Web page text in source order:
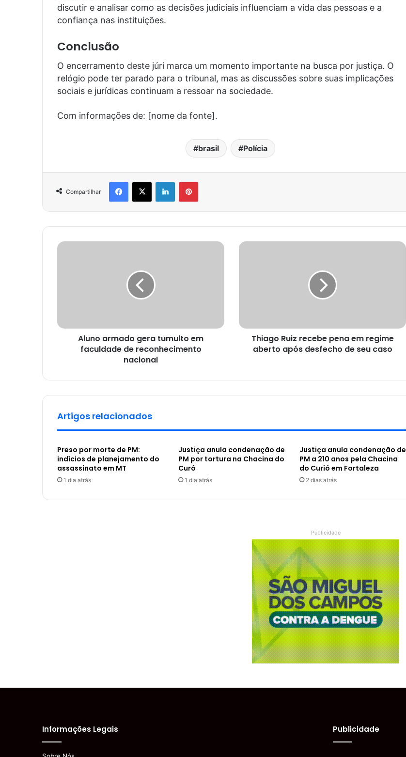
discutir e analisar como as decisões judiciais influenciam a vida das pessoas e a
confiança nas instituições.
Conclusão
O encerramento deste júri marca um momento importante na busca por justiça. O
relógio pode ter parado para o tribunal, mas as discussões sobre suas implicações
sociais e jurídicas continuam a ressoar na sociedade.
Com informações de: [nome da fonte].
brasil Polícia
Compartilhar
Facebook
X LinkedinPinterest
Aluno armado gera tumulto em
faculdade de reconhecimento
nacional
Thiago Ruiz recebe pena em regime
aberto após desfecho de seu caso
Artigos relacionados
Preso por morte de PM:
indícios de planejamento do
assassinato em MT
1 dia atrás
Justiça anula condenação de
PM por tortura na Chacina do
Curó
1 dia atrás
Justiça anula condenação de
PM a 210 anos pela Chacina
do Curió em Fortaleza
2 dias atrás
Publicidade
Informações Legais Publicidade